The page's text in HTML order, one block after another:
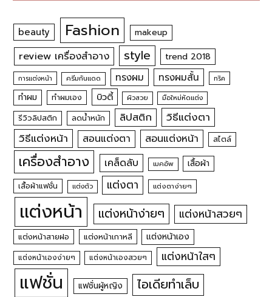
beauty Fashion makeup
review เครื่องสำอาง style trend 2018
การแต่งหน้า ครีมกันแดด ทรงผม ทรงผมสั้น ทริค
ทำผม ทำผมเอง บิวตี้ ผิวสวย มือใหม่หัดแต่ง
รีวิวลิปสติก ลดน้ำหนัก ลิปสติก
วิธีแต่งตา
วิธีแต่งหน้า
สอนแต่งตา สอนแต่งหน้า สไตล์
เครื่องสำอาง เคล็ดลับ เมคอัพ เสื้อผ้า
เสื้อผ้าแฟชั่น แต่งตัว แต่งตา แต่งตาง่ายๆ
แต่งหน้า แต่งหน้าง่ายๆ แต่งหน้าสวยๆ
แต่งหน้าสายฝอ แต่งหน้าเกาหลี แต่งหน้าเอง
แต่งหน้าเองง่ายๆ แต่งหน้าเองสวยๆ แต่งหน้าใสๆ
แฟชั่น แฟชั่นผู้หญิง ไอเดียทำเล็บ